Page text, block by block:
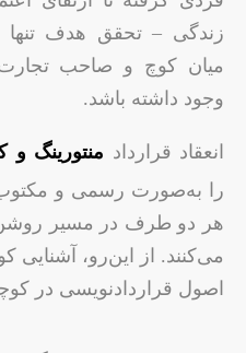
زندگی – تحقق هدف تنها
میان کوچ و صاحب
وجود داشته باشد.
انعقاد قرارداد منتورینگ و
را به‌صورت رسمی و
هر دو طرف در مسیر
می‌کنند. از این‌رو،
اصول قراردادنویسی در